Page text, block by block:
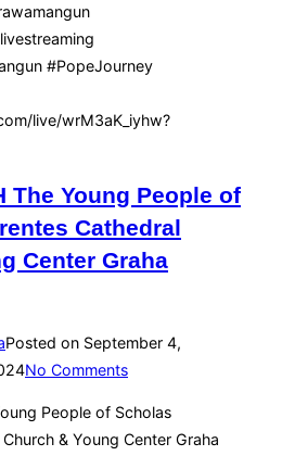
#PopeJourney
live/wrM3aK_iyhw?
The Young People of
Cathedral
Center Graha
Posted on September 4,
No Comments
People of Scholas
& Young Center Graha